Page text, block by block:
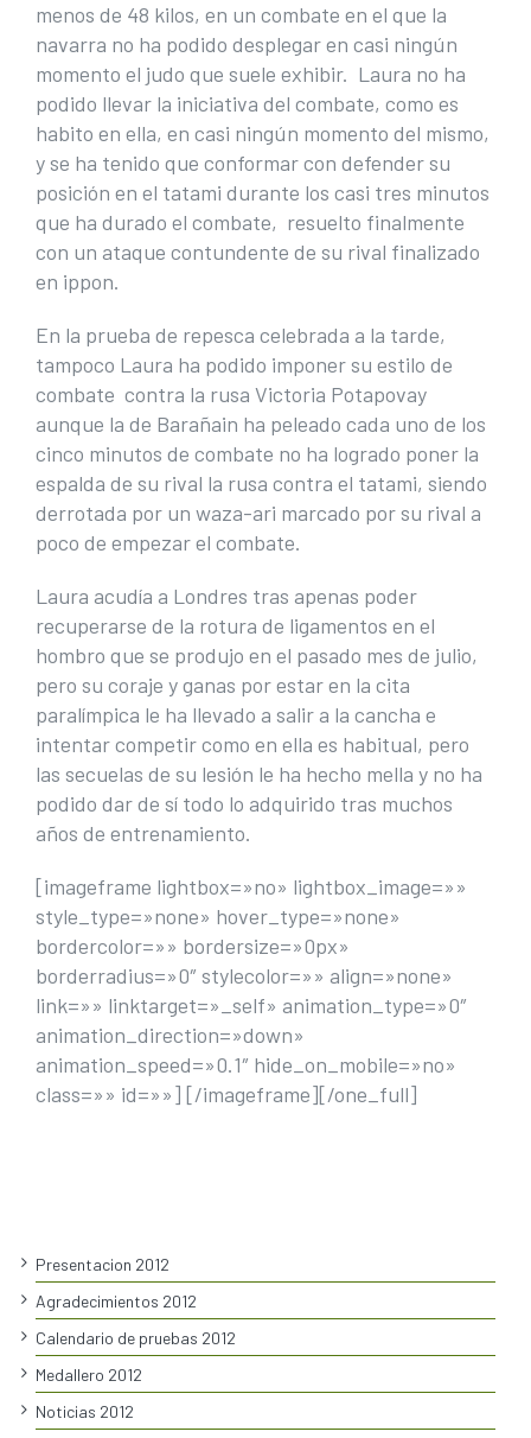
menos de 48 kilos, en un combate en el que la
navarra no ha podido desplegar en casi ningún
momento el judo que suele exhibir. Laura no ha
podido llevar la iniciativa del combate, como es
habito en ella, en casi ningún momento del mismo,
y se ha tenido que conformar con defender su
posición en el tatami durante los casi tres minutos
que ha durado el combate, resuelto finalmente
con un ataque contundente de su rival finalizado
en ippon.
En la prueba de repesca celebrada a la tarde,
tampoco Laura ha podido imponer su estilo de
combate contra la rusa Victoria Potapovay
aunque la de Barañain ha peleado cada uno de los
cinco minutos de combate no ha logrado poner la
espalda de su rival la rusa contra el tatami, siendo
derrotada por un waza-ari marcado por su rival a
poco de empezar el combate.
Laura acudía a Londres tras apenas poder
recuperarse de la rotura de ligamentos en el
hombro que se produjo en el pasado mes de julio,
pero su coraje y ganas por estar en la cita
paralímpica le ha llevado a salir a la cancha e
intentar competir como en ella es habitual, pero
las secuelas de su lesión le ha hecho mella y no ha
podido dar de sí todo lo adquirido tras muchos
años de entrenamiento.
[imageframe lightbox=»no» lightbox_image=»»
style_type=»none» hover_type=»none»
bordercolor=»» bordersize=»0px»
borderradius=»0″ stylecolor=»» align=»none»
link=»» linktarget=»_self» animation_type=»0″
animation_direction=»down»
animation_speed=»0.1″ hide_on_mobile=»no»
class=»» id=»»] [/imageframe][/one_full]
Presentacion 2012
Agradecimientos 2012
Calendario de pruebas 2012
Medallero 2012
Noticias 2012